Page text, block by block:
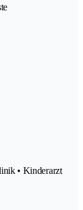
• Kinderarzt